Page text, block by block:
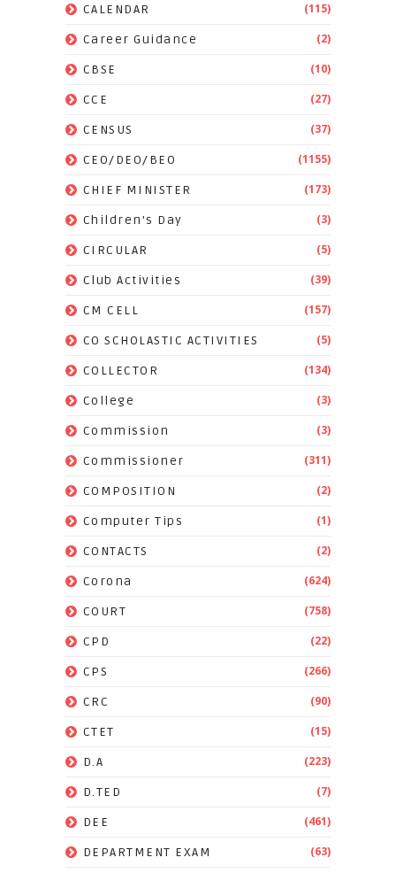
CALENDAR (115)
Career Guidance (2)
CBSE (10)
CCE (27)
CENSUS (37)
CEO/DEO/BEO (1155)
CHIEF MINISTER (173)
Children's Day (3)
CIRCULAR (5)
Club Activities (39)
CM CELL (157)
CO SCHOLASTIC ACTIVITIES (5)
COLLECTOR (134)
College (3)
Commission (3)
Commissioner (311)
COMPOSITION (2)
Computer Tips (1)
CONTACTS (2)
Corona (624)
COURT (758)
CPD (22)
CPS (266)
CRC (90)
CTET (15)
D.A (223)
D.TED (7)
DEE (461)
DEPARTMENT EXAM (63)